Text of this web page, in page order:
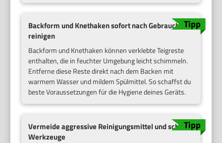
Backform und Knethaken sofort nach Gebrauch
reinigen
Backform und Knethaken können verklebte Teigreste
enthalten, die in feuchter Umgebung leicht schimmeln.
Entferne diese Reste direkt nach dem Backen mit
warmem Wasser und mildem Spülmittel. So schaffst du
beste Voraussetzungen für die Hygiene deines Geräts.
Vermeide aggressive Reinigungsmittel und scharfe
Werkzeuge